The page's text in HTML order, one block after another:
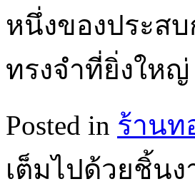
หนึ่งของประส
ทรงจำที่ยิ่งใหญ่
Posted in ร้านท
เต็มไปด้วยชิ้น